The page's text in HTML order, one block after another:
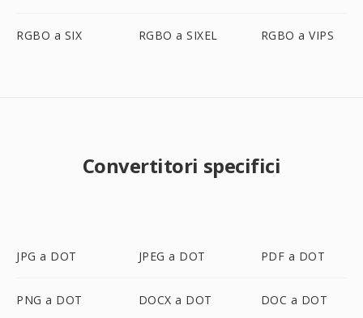
RGBO a SIX RGBO a SIXEL RGBO a VIPS
Convertitori specifici
JPG a DOT JPEG a DOT PDF a DOT
PNG a DOT DOCX a DOT DOC a DOT